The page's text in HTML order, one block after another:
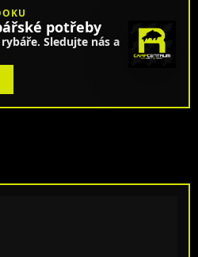
potřeby
Sledujte nás a